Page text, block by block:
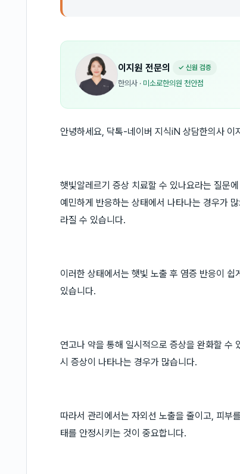
이지원 전문의 ✓ 신원 검증
한의사 · 미소로한의원 천안점
안녕하세요, 닥톡-네이버 지식iN 상담한의사 이
햇빛알레르기 증상 치료할 수 있나요라는 질문
예민하게 반응하는 상태에서 나타나는 경우가
라질 수 있습니다.
이러한 상태에서는 햇빛 노출 후 염증 반응이
있습니다.
연고나 약을 통해 일시적으로 증상을 완화할 수
시 증상이 나타나는 경우가 많습니다.
따라서 관리에서는 자외선 노출을 줄이고, 피부
태를 안정시키는 것이 중요합니다.